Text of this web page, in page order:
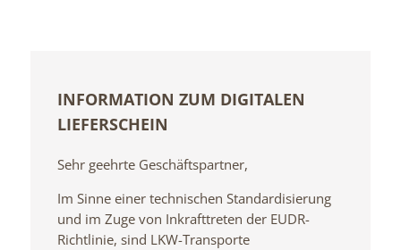
INFORMATION ZUM DIGITALEN
LIEFERSCHEIN
Sehr geehrte Geschäftspartner,
Im Sinne einer technischen Standardisierung
und im Zuge von Inkrafttreten der EUDR-
Richtlinie, sind LKW-Transporte